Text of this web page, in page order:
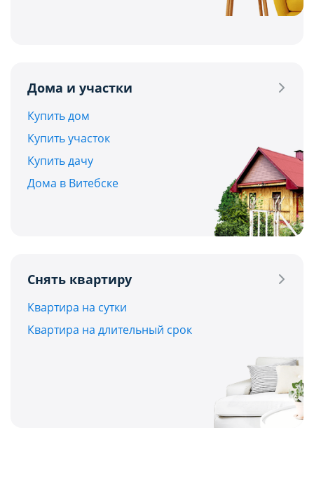
Дома и участки
Купить дом
Купить участок
Купить дачу
Дома в Витебске
Снять квартиру
Квартира на сутки
Квартира на длительный срок